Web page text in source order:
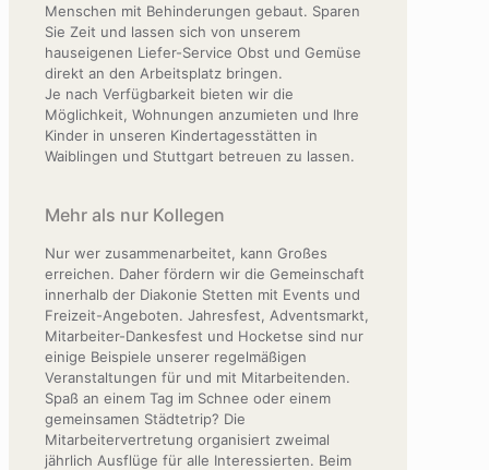
Menschen mit Behinderungen gebaut. Sparen
Sie Zeit und lassen sich von unserem
hauseigenen Liefer-Service Obst und Gemüse
direkt an den Arbeitsplatz bringen.
Je nach Verfügbarkeit bieten wir die
Möglichkeit, Wohnungen anzumieten und Ihre
Kinder in unseren Kindertagesstätten in
Waiblingen und Stuttgart betreuen zu lassen.
Mehr als nur Kollegen
Nur wer zusammenarbeitet, kann Großes
erreichen. Daher fördern wir die Gemeinschaft
innerhalb der Diakonie Stetten mit Events und
Freizeit-Angeboten. Jahresfest, Adventsmarkt,
Mitarbeiter-Dankesfest und Hocketse sind nur
einige Beispiele unserer regelmäßigen
Veranstaltungen für und mit Mitarbeitenden.
Spaß an einem Tag im Schnee oder einem
gemeinsamen Städtetrip? Die
Mitarbeitervertretung organisiert zweimal
jährlich Ausflüge für alle Interessierten. Beim